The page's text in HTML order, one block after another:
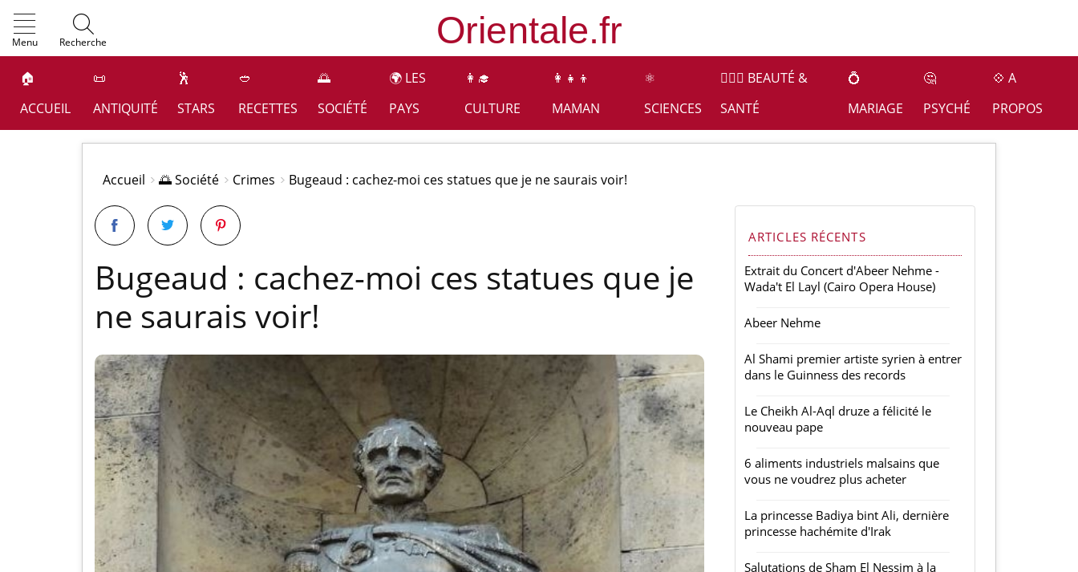
Menu Recherche
🏠
ACCUEIL
📜
ANTIQUITÉ
🕺
STARS
🥙
RECETTES
🌅
SOCIÉTÉ
🌍 LES
PAYS
👩‍🎓
CULTURE
👩‍👧‍👦
MAMAN
⚛️
SCIENCES
👩🏻‍⚕️ BEAUTÉ &
SANTÉ
💍
MARIAGE
🤔
PSYCHÉ
💠 A
PROPOS
Accueil 🌅 Société Crimes Bugeaud : cachez-moi ces statues que je ne saurais voir!
Bugeaud : cachez-moi ces statues que je
ne saurais voir!
ARTICLES RÉCENTS
Extrait du Concert d'Abeer Nehme -
Wada't El Layl (Cairo Opera House)
Abeer Nehme
Al Shami premier artiste syrien à entrer
dans le Guinness des records
Le Cheikh Al-Aql druze a félicité le
nouveau pape
6 aliments industriels malsains que
vous ne voudrez plus acheter
La princesse Badiya bint Ali, dernière
princesse hachémite d'Irak
Salutations de Sham El Nessim à la